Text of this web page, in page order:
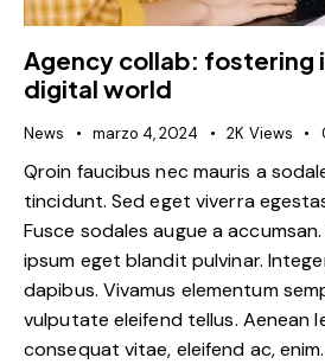
Agency collab: fostering
digital world
News marzo 4, 2024 2K Views
Qroin faucibus nec mauris a
tincidunt. Sed eget viverra
Fusce sodales augue a
ipsum eget blandit pulvinar.
dapibus. Vivamus elementum
vulputate eleifend tellus. Aenean
consequat vitae, eleifend ac,